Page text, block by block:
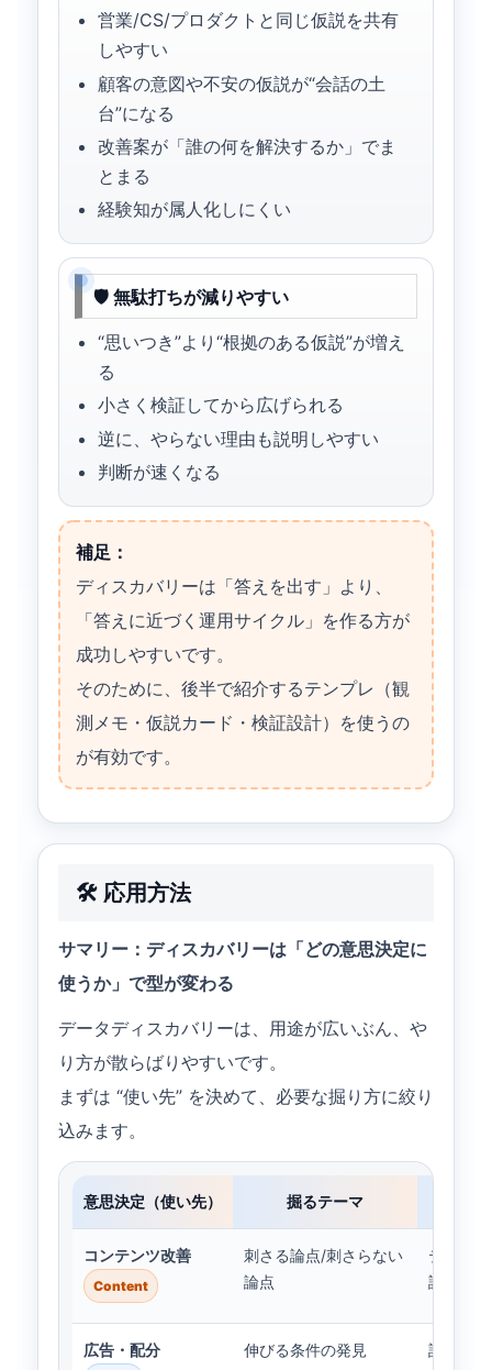
営業/CS/プロダクトと同じ仮説を共有
しやすい
顧客の意図や不安の仮説が“会話の土
台”になる
改善案が「誰の何を解決するか」でま
とまる
経験知が属人化しにくい
🛡 無駄打ちが減りやすい
“思いつき”より“根拠のある仮説”が増え
る
小さく検証してから広げられる
逆に、やらない理由も説明しやすい
判断が速くなる
補足：
ディスカバリーは「答えを出す」より、
「答えに近づく運用サイクル」を作る方が
成功しやすいです。
そのために、後半で紹介するテンプレ（観
測メモ・仮説カード・検証設計）を使うの
が有効です。
🛠️ 応用方法
サマリー：ディスカバリーは「どの意思決定に
使うか」で型が変わる
データディスカバリーは、用途が広いぶん、や
り方が散らばりやすいです。
まずは “使い先” を決めて、必要な掘り方に絞り
込みます。
意思決定（使い先） 掘るテーマ
コンテンツ改善
Content
刺さる論点/刺さらない
論点
テーマ
訪
広告・配分 伸びる条件の発見 訴求別